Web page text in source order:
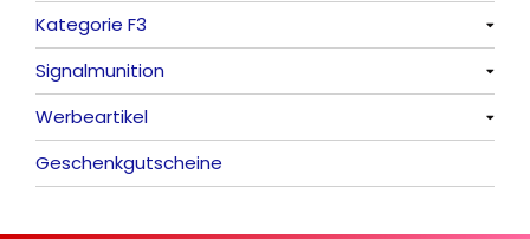
Indoor-Fontänen
Herz- und Konfetti-Shooter
Wunderkerzen, Fackeln
Tischfeuerwerk
Alle anzeigen
Kategorie F3
Alle anzeigen
Signalmunition
Alle anzeigen
Platzpatronen
Werbeartikel
Alle anzeigen
Geschenkgutscheine